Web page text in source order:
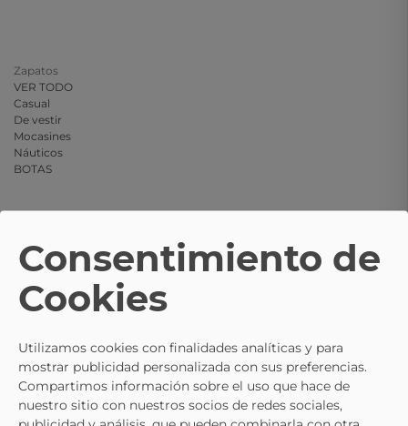
Zapatos
VER TODO
Casual
De vestir
Mocasines
Náuticos
BOTAS
Consentimiento de
Cookies
Utilizamos cookies con finalidades analíticas y para
mostrar publicidad personalizada con sus preferencias.
Compartimos información sobre el uso que hace de
nuestro sitio con nuestros socios de redes sociales,